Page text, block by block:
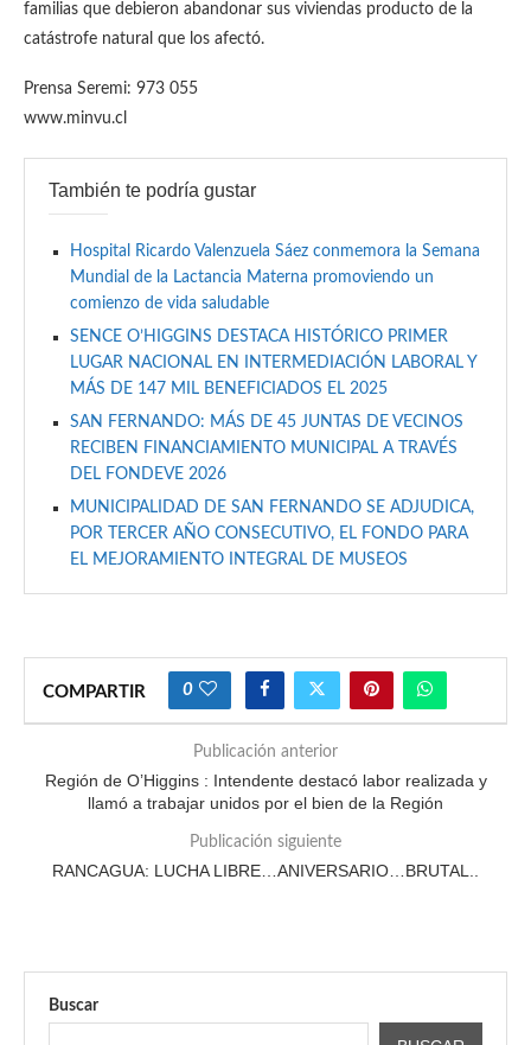
familias que debieron abandonar sus viviendas producto de la
catástrofe natural que los afectó.
Prensa Seremi: 973 055
www.minvu.cl
También te podría gustar
Hospital Ricardo Valenzuela Sáez conmemora la Semana
Mundial de la Lactancia Materna promoviendo un
comienzo de vida saludable
SENCE O’HIGGINS DESTACA HISTÓRICO PRIMER
LUGAR NACIONAL EN INTERMEDIACIÓN LABORAL Y
MÁS DE 147 MIL BENEFICIADOS EL 2025
SAN FERNANDO: MÁS DE 45 JUNTAS DE VECINOS
RECIBEN FINANCIAMIENTO MUNICIPAL A TRAVÉS
DEL FONDEVE 2026
MUNICIPALIDAD DE SAN FERNANDO SE ADJUDICA,
POR TERCER AÑO CONSECUTIVO, EL FONDO PARA
EL MEJORAMIENTO INTEGRAL DE MUSEOS
COMPARTIR 0
Publicación anterior
Región de O’Higgins : Intendente destacó labor realizada y
llamó a trabajar unidos por el bien de la Región
Publicación siguiente
RANCAGUA: LUCHA LIBRE…ANIVERSARIO…BRUTAL..
Buscar